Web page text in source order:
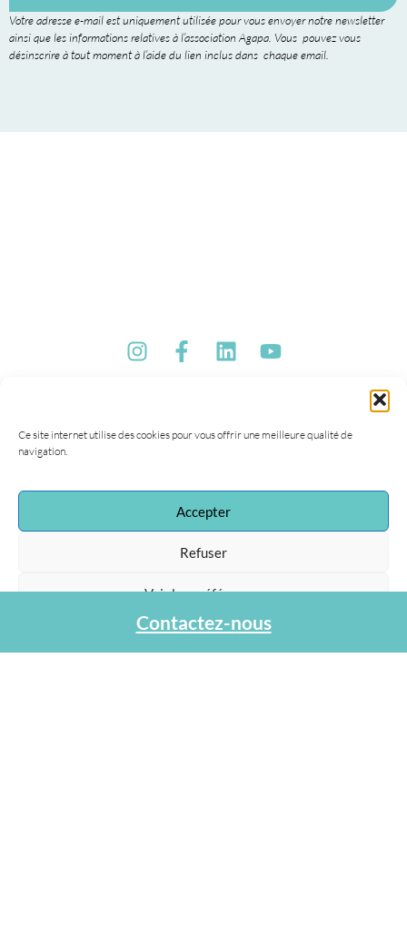
Ce site internet utilise des cookies pour vous offrir une meilleure qualité de
navigation.
Accepter
Refuser
Voir les préférences
Protection des données personnelles
Votre adresse e-mail est uniquement utilisée pour vous envoyer notre newsletter
ainsi que les informations relatives à l’association Agapa. Vous pouvez vous
désinscrire à tout moment à l’aide du lien inclus dans chaque email.
Contactez-nous